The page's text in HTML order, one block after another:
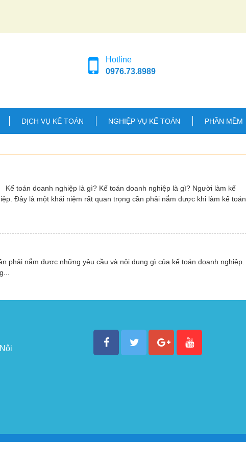
Hotline
0976.73.8989
DỊCH VỤ KẾ TOÁN NGHIỆP VỤ KẾ TOÁN PHẦN MỀM
Kế toán doanh nghiệp là gì? Kế toán doanh nghiệp là gì? Người làm kế
Đây là một khái niệm rất quan trọng cần phải nắm được khi làm kế toán.
phải nắm được những yêu cầu và nội dung gì của kế toán doanh nghiệp.